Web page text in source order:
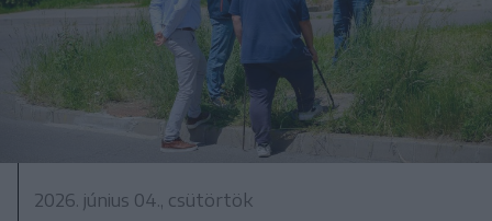
2026. június 04., csütörtök